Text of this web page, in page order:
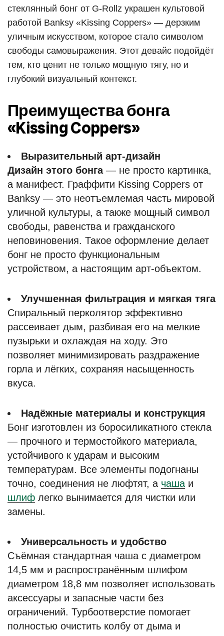
стеклянный бонг от G-Rollz украшен культовой
работой Banksy «Kissing Coppers» — дерзким
уличным искусством, которое стало символом
свободы самовыражения. Этот девайс подойдёт
тем, кто ценит не только мощную тягу, но и
глубокий визуальный контекст.
Преимущества бонга
«Kissing Coppers»
Выразительный арт-дизайн
Дизайн этого бонга— не просто картинка,
а манифест. Граффити Kissing Coppers от
Banksy — это неотъемлемая часть мировой
уличной культуры, а также мощный символ
свободы, равенства и гражданского
неповиновения. Такое оформление делает
бонг не просто функциональным
устройством, а настоящим арт-объектом.
Улучшенная фильтрация и мягкая тяга
Спиральный перколятор эффективно
рассеивает дым, разбивая его на мелкие
пузырьки и охлаждая на ходу. Это
позволяет минимизировать раздражение
горла и лёгких, сохраняя насыщенность
вкуса.
Надёжные материалы и конструкция
Бонг изготовлен из боросиликатного стекла
— прочного и термостойкого материала,
устойчивого к ударам и высоким
температурам. Все элементы подогнаны
точно, соединения не люфтят, а чаша и
шлиф легко вынимается для чистки или
замены.
Универсальность и удобство
Съёмная стандартная чаша с диаметром
14,5 мм и распространённым шлифом
диаметром 18,8 мм позволяет использовать
аксессуары и запасные части без
ограничений. Турбоотверстие помогает
полностью очистить колбу от дыма и